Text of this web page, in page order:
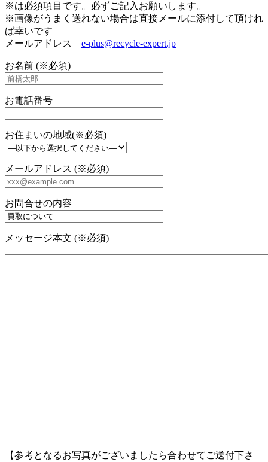
※は必須項目です。必ずご記入お願いします。
※画像がうまく送れない場合は直接メールに添付して頂けれ
ば幸いです
メールアドレス e-plus@recycle-expert.jp
お名前 (※必須)
お電話番号
お住まいの地域(※必須)
メールアドレス (※必須)
お問合せの内容
メッセージ本文 (※必須)
【参考となるお写真がございましたら合わせてご送付下さ